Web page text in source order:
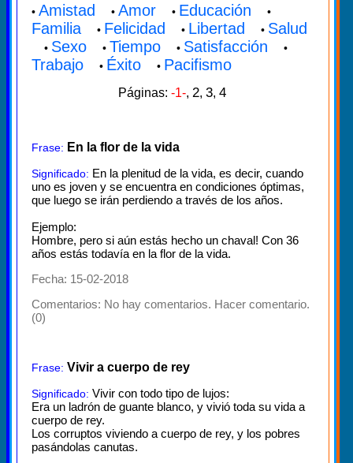
• Amistad • Amor • Educación •
Familia • Felicidad • Libertad • Salud
• Sexo • Tiempo • Satisfacción •
Trabajo • Éxito • Pacifismo
Páginas: -1-, 2, 3, 4
Frase: En la flor de la vida
Significado: En la plenitud de la vida, es decir, cuando
uno es joven y se encuentra en condiciones óptimas,
que luego se irán perdiendo a través de los años.
Ejemplo:
Hombre, pero si aún estás hecho un chaval! Con 36
años estás todavía en la flor de la vida.
Fecha: 15-02-2018
Comentarios: No hay comentarios. Hacer comentario.
(0)
Frase: Vivir a cuerpo de rey
Significado: Vivir con todo tipo de lujos:
Era un ladrón de guante blanco, y vivió toda su vida a
cuerpo de rey.
Los corruptos viviendo a cuerpo de rey, y los pobres
pasándolas canutas.